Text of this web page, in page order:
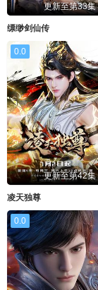
更新至第33集
缥缈剑仙传
0.0
更新至第42集
凌天独尊
0.0